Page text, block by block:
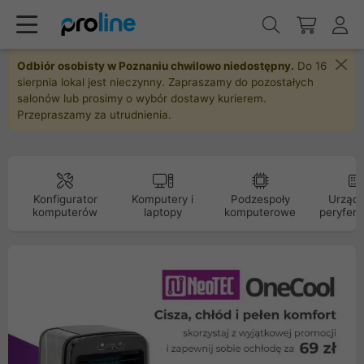
Odbiór osobisty w Poznaniu chwilowo niedostępny. Do 16
sierpnia lokal jest nieczynny. Zapraszamy do pozostałych
salonów lub prosimy o wybór dostawy kurierem.
Przepraszamy za utrudnienia.
Konfigurator
komputerów
Komputery i
laptopy
Podzespoły
komputerowe